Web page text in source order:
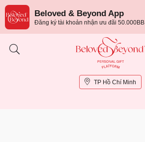
Beloved & Beyond App
Đăng ký tài khoản nhận ưu đãi 50.000BB
TP Hồ Chí Minh